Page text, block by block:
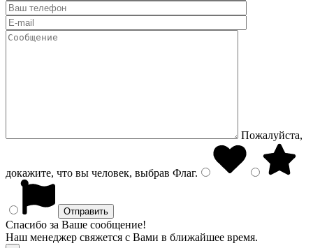
Пожалуйста,
докажите, что вы человек, выбрав Флаг.
Спасибо за Ваше сообщение!
Наш менеджер свяжется с Вами в ближайшее время.